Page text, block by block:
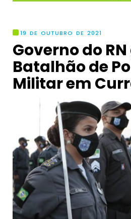
19 DE OUTUBRO DE 2021
Governo do RN
Batalhão de
Militar em